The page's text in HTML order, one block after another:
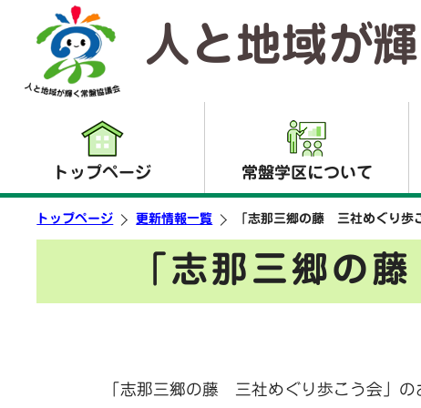
人と地域が
トップページ 常盤学区について
トップページ 更新情報一覧 「志那三郷の藤 三社めぐり歩
「志那三郷の
「志那三郷の藤 三社めぐり歩こう会」の